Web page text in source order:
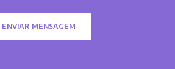
ENVIAR MENSAGEM